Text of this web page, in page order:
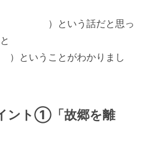
いう話だと思っ
がわかりまし
ント①「故郷を離